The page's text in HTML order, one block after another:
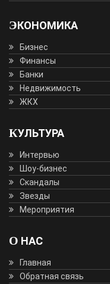
ЭКОНОМИКА
Бизнес
Финансы
Банки
Недвижимость
ЖКХ
КУЛЬТУРА
Интервью
Шоу-бизнес
Скандалы
Звезды
Мероприятия
О НАС
Главная
Обратная связь